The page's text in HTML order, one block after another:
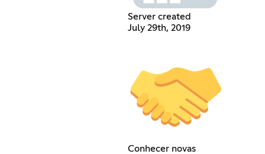
Server created
July 29th, 2019
Conhecer novas